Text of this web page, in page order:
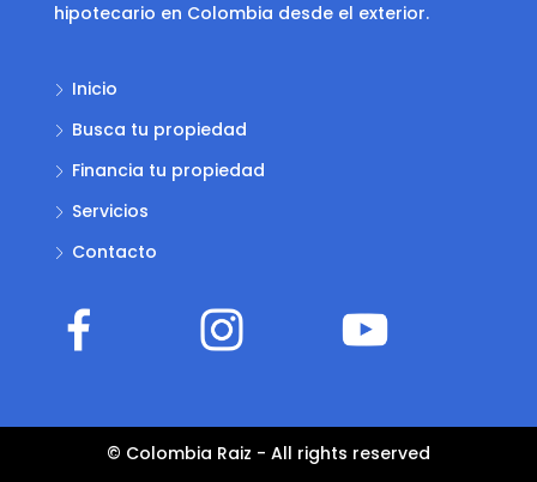
hipotecario en Colombia desde el exterior.
Inicio
Busca tu propiedad
Financia tu propiedad
Servicios
Contacto
© Colombia Raiz - All rights reserved